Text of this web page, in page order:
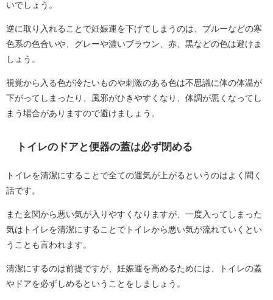
いでしょう。
逆に取り入れることで妊娠運を下げてしまうのは、ブルーなどの寒
色系の色合いや、グレーや濃いブラウン、赤、黒などの色は避けま
しょう。
視覚から入る色が冷たいものや刺激のある色は不思議に体の体温が
下がってしまったり、風邪がひきやすくなり、体調が悪くなってし
まう場合がありますので避けましょう。
トイレのドアと便器の蓋は必ず閉める
トイレを清潔にすることで全ての運気が上がるというのはよく聞く
話です。
また玄関から悪い気が入りやすくなりますが、一度入ってしまった
気はトイレを清潔にすることでトイレから悪い気が流れていくとい
うことも言われます。
清潔にするのは前提ですが、妊娠運を高めるためには、トイレの蓋
やドアを必ずしめるということをしましょう。